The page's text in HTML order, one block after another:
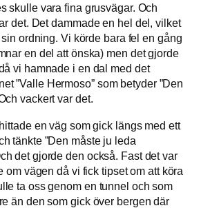
skulle vara fina grusvägar. Och
det. Det dammade en hel del, vilket
ordning. Vi körde bara fel en gång
en del att önska) men det gjorde
vi hamnade i en dal med det
”Valle Hermoso” som betyder ”Den
vackert var det.
en väg som gick längs med ett
tänkte ”Den måste ju leda
det gjorde den också. Fast det var
om vägen då vi fick tipset om att köra
ta oss genom en tunnel och som
än den som gick över bergen där